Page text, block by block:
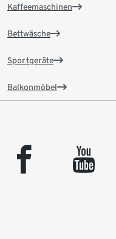
Kaffeemaschinen
Bettwäsche
Sportgeräte
Balkonmöbel
facebook youtube